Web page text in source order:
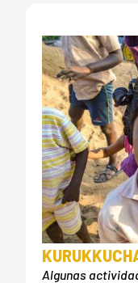
Algunas